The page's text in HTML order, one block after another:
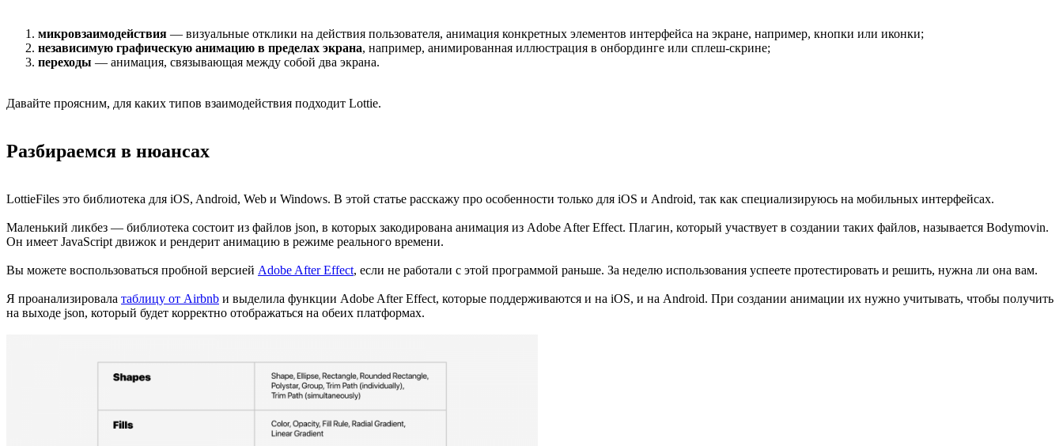
микровзаимодействия — визуальные отклики на действия пользователя, анимация конкретных элементов интерфейса на экране, например, кнопки или иконки;
независимую графическую анимацию в пределах экрана, например, анимированная иллюстрация в онбординге или сплеш-скрине;
переходы — анимация, связывающая между собой два экрана.
Давайте проясним, для каких типов взаимодействия подходит Lottie.
Разбираемся в нюансах
LottieFiles это библиотека для iOS, Android, Web и Windows. В этой статье расскажу про особенности только для iOS и Android, так как специализируюсь на мобильных интерфейсах.
Маленький ликбез — библиотека состоит из файлов json, в которых закодирована анимация из Adobe After Effect. Плагин, который участвует в создании таких файлов, называется Bodymovin.
Он имеет JavaScript движок и рендерит анимацию в режиме реального времени.
Вы можете воспользоваться пробной версией Adobe After Effect, если не работали с этой программой раньше. За неделю использования успеете протестировать и решить, нужна ли она вам.
Я проанализировала таблицу от Airbnb и выделила функции Adobe After Effect, которые поддерживаются и на iOS, и на Android. При создании анимации их нужно учитывать, чтобы получить
на выходе json, который будет корректно отображаться на обеих платформах.